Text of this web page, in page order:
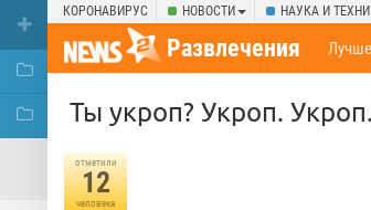
КОРОНАВИРУС НОВОСТИ НАУКА И
Развлечения
Ты укроп? Укроп.
отметили
12
человека